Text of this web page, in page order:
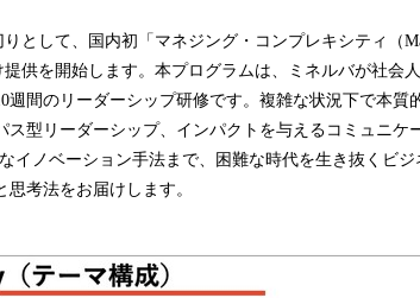
として、国内初「マネジング・コンプレキシティ（
供を開始します。本プログラムは、ミネルバが社会
週間のリーダーシップ研修です。複雑な状況下で本質
ス型リーダーシップ、インパクトを与えるコミュニケ
イノベーション手法まで、困難な時代を生き抜くビジ
考法をお届けします。